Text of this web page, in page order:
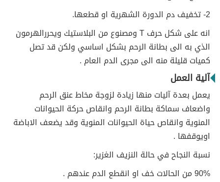
2- تخفيف دم الدورة الشهرية او قطعها.
انه على شكل حرف T ومصنوع من البلاستيك ويحررالهرمون
الذي به الى بطانة الرحم بشكل اساسي ولكن قد تصل
كميات قليلة منه الى مجرى الدم العام .
آلية العمل
يعمل بعدة آليات منها زيادة لزوجة مخاط عنق الرحم
واضعاف سماكة بطانة الرحم وانقاص حركة الحيوانات
المنوية وانقاص حياة الحيوانات المنوية وقد يضعف الاباضة
اويوقفها .
نسبة النجاح في حالة النزيف الغزير:
90% من الحالات خف او انقطع الدم عندهم .